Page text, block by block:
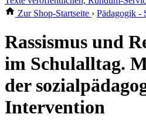
Zur Shop-Startseite › Pädagogik -
Rassismus und
im Schulalltag.
der
Intervention